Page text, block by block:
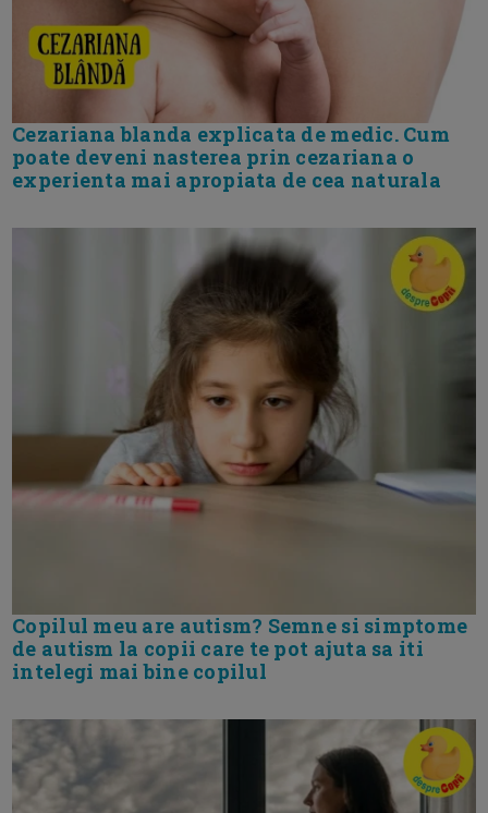
Cezariana blanda explicata de medic. Cum
poate deveni nasterea prin cezariana o
experienta mai apropiata de cea naturala
Copilul meu are autism? Semne si simptome
de autism la copii care te pot ajuta sa iti
intelegi mai bine copilul